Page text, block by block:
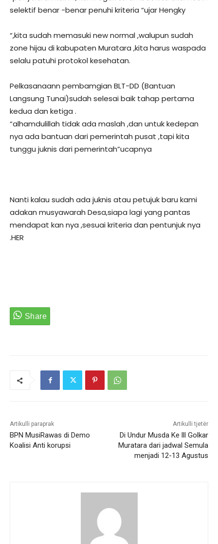
selektif benar -benar penuhi kriteria “ujar Hengky
“,kita sudah memasuki new normal ,walupun sudah
zone hijau di kabupaten Muratara ,kita harus waspada
selalu patuhi protokol kesehatan.
Pelkasanaann pembamgian BLT-DD (Bantuan
Langsung Tunai)sudah selesai baik tahap pertama
kedua dan ketiga .
“alhamdulillah tidak ada maslah ,dan untuk kedepan
nya ada bantuan dari pemerintah pusat ,tapi kita
tunggu juknis dari pemerintah”ucapnya
Nanti kalau sudah ada juknis atau petujuk baru kami
adakan musyawarah Desa,siapa lagi yang pantas
mendapat kan nya ,sesuai kriteria dan pentunjuk nya
.HER
Artikulli paraprak
BPN MusiRawas di Demo
Koalisi Anti korupsi
Artikulli tjetër
Di Undur Musda Ke lll Golkar
Muratara dari jadwal Semula
menjadi 12-13 Agustus